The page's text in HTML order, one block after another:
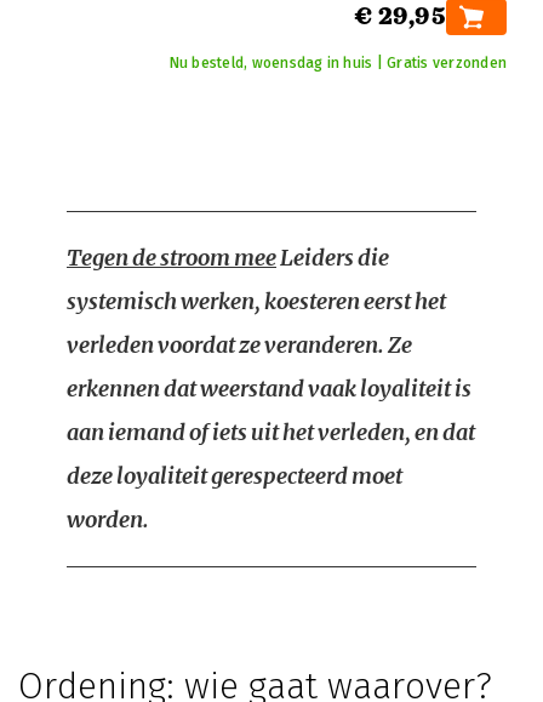
€ 29,95
Nu besteld, woensdag in huis | Gratis verzonden
Tegen de stroom meeLeiders die
systemisch werken, koesteren eerst het
verleden voordat ze veranderen. Ze
erkennen dat weerstand vaak loyaliteit is
aan iemand of iets uit het verleden, en dat
deze loyaliteit gerespecteerd moet
worden.
Ordening: wie gaat waarover?